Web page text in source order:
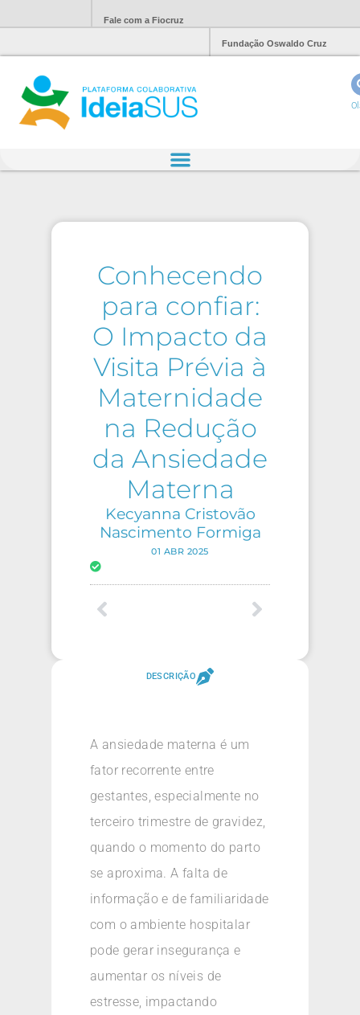
Fale com a Fiocruz
Fundação Oswaldo Cruz
Conhecendo
para confiar:
O Impacto da
Visita Prévia à
Maternidade
na Redução
da Ansiedade
Materna
Kecyanna Cristovão
Nascimento Formiga
01 ABR 2025
DESCRIÇÃO
A ansiedade materna é um
fator recorrente entre
gestantes, especialmente no
terceiro trimestre de gravidez,
quando o momento do parto
se aproxima. A falta de
informação e de familiaridade
com o ambiente hospitalar
pode gerar insegurança e
aumentar os níveis de
estresse, impactando